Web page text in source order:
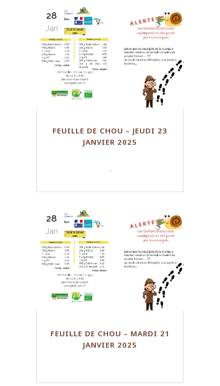
28
Jan
FEUILLE DE CHOU – JEUDI 23
JANVIER 2025
...
28
Jan
FEUILLE DE CHOU – MARDI 21
JANVIER 2025